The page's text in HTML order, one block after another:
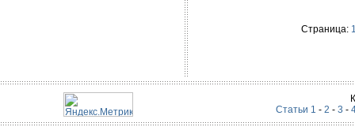
Страница:
Статьи 1 - 2 - 3 -